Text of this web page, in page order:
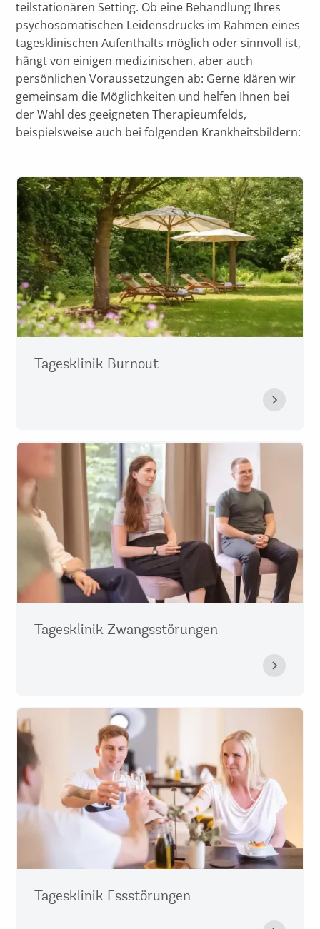
teilstationären Setting. Ob eine Behandlung Ihres
psychosomatischen Leidensdrucks im Rahmen eines
tagesklinischen Aufenthalts möglich oder sinnvoll ist,
hängt von einigen medizinischen, aber auch
persönlichen Voraussetzungen ab: Gerne klären wir
gemeinsam die Möglichkeiten und helfen Ihnen bei
der Wahl des geeigneten Therapieumfelds,
beispielsweise auch bei folgenden Krankheitsbildern:
Tagesklinik Burnout
Tagesklinik Zwangsstörungen
Tagesklinik Essstörungen